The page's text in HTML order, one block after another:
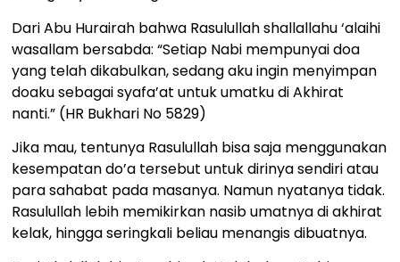
Dari Abu Hurairah bahwa Rasulullah shallallahu ‘alaihi
wasallam bersabda: “Setiap Nabi mempunyai doa
yang telah dikabulkan, sedang aku ingin menyimpan
doaku sebagai syafa’at untuk umatku di Akhirat
nanti.” (HR Bukhari No 5829)
Jika mau, tentunya Rasulullah bisa saja menggunakan
kesempatan do’a tersebut untuk dirinya sendiri atau
para sahabat pada masanya. Namun nyatanya tidak.
Rasulullah lebih memikirkan nasib umatnya di akhirat
kelak, hingga seringkali beliau menangis dibuatnya.